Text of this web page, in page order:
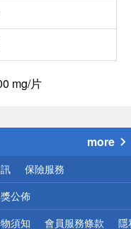
mg/片
more
保險服務
公佈
須知 會員服務條款 隱